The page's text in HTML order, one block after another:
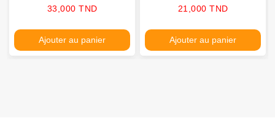
Prix
33,000 TND
Ajouter au panier
Philips VALEX
Prix
21,000 TND
Ajouter au panier